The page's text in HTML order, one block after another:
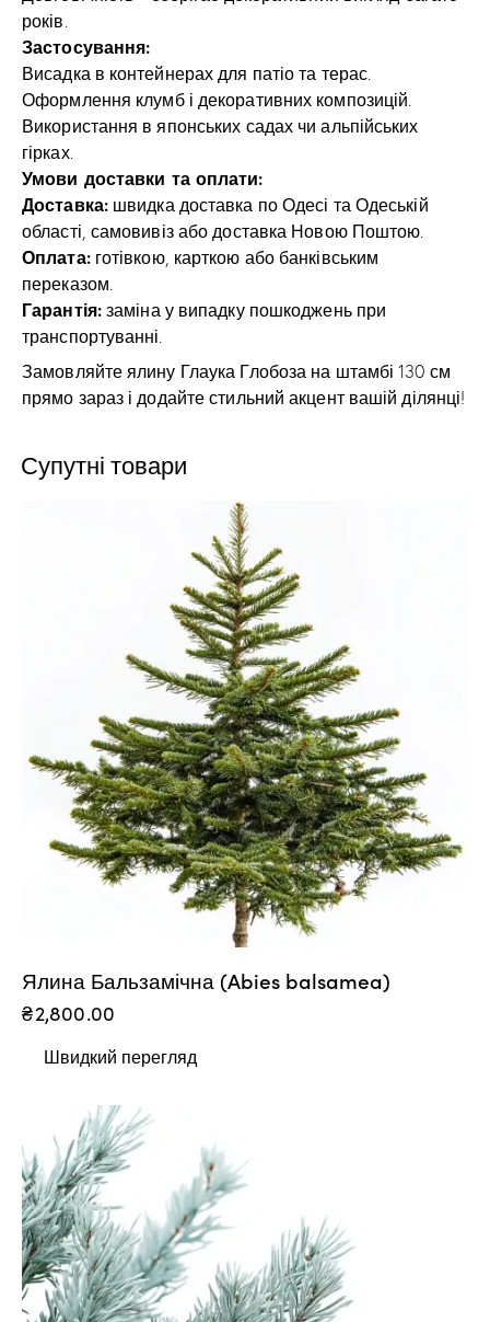
років.
Застосування:
Висадка в контейнерах для патіо та терас.
Оформлення клумб і декоративних композицій.
Використання в японських садах чи альпійських
гірках.
Умови доставки та оплати:
Доставка:швидка доставка по Одесі та Одеській
області, самовивіз або доставка Новою Поштою.
Оплата:готівкою, карткою або банківським
переказом.
Гарантія:заміна у випадку пошкоджень при
транспортуванні.
Замовляйте ялину Глаука Глобоза на штамбі 130 см
прямо зараз і додайте стильний акцент вашій ділянці!
Супутні товари
Ялина Бальзамічна (Abies balsamea)
₴2,800.00
Швидкий перегляд
-10%